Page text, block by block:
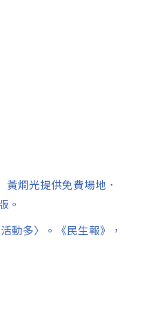
烱光提供免費場地．
。
動多〉。《民生報》，